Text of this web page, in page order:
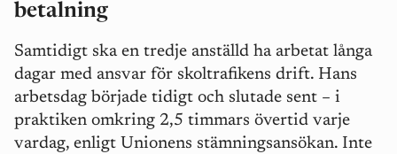
betalning
Samtidigt ska en tredje anställd ha arbetat långa
dagar med ansvar för skoltrafikens drift. Hans
arbetsdag började tidigt och slutade sent – i
praktiken omkring 2,5 timmars övertid varje
vardag, enligt Unionens stämningsansökan. Inte